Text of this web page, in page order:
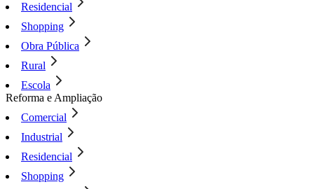
Residencial
Shopping
Obra Pública
Rural
Escola
Reforma e Ampliação
Comercial
Industrial
Residencial
Shopping